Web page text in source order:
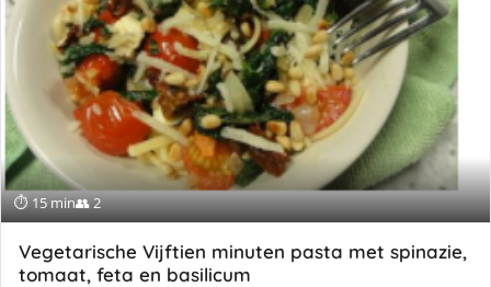
⏱ 15 min👥 2
Vegetarische Vijftien minuten pasta met spinazie,
tomaat, feta en basilicum